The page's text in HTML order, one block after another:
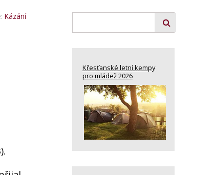
Kázání
Křesťanské letní kempy
pro mládež 2026